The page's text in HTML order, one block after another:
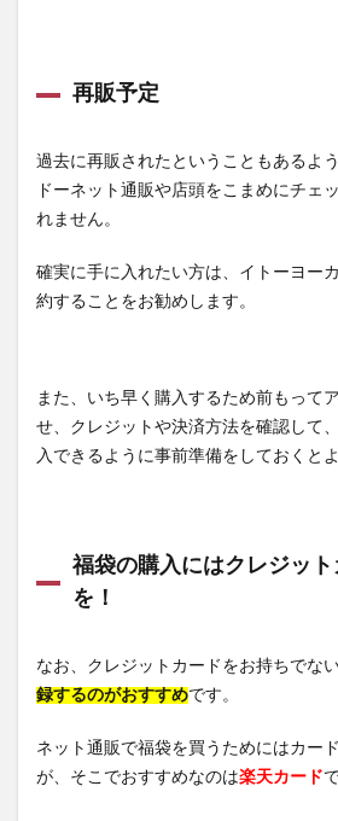
再販予定
過去に再販されたということもあるよ
ドーネット通販や店頭をこまめにチェ
れません。
確実に手に入れたい方は、イトーヨー
約することをお勧めします。
また、いち早く購入するため前もって
せ、クレジットや決済方法を確認して
入できるように事前準備をしておくと
福袋の購入にはクレジッ
を！
なお、クレジットカードをお持ちでな
録するのがおすすめです。
ネット通販で福袋を買うためにはカー
が、そこでおすすめなのは楽天カード